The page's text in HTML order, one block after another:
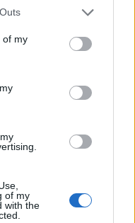
one or more Google
You may click to
its third-party tags to
in below Google
of my
of my
with the
filmipar
AKIVÉ